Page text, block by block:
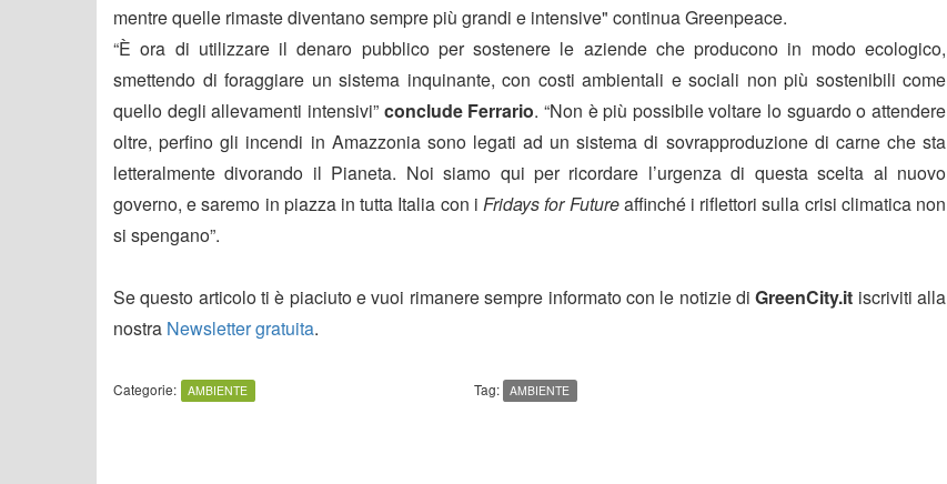
mentre quelle rimaste diventano sempre più grandi e intensive" continua Greenpeace.
“È ora di utilizzare il denaro pubblico per sostenere le aziende che producono in modo ecologico,
smettendo di foraggiare un sistema inquinante, con costi ambientali e sociali non più sostenibili come
quello degli allevamenti intensivi”conclude Ferrario. “Non è più possibile voltare lo sguardo o attendere
oltre, perfino gli incendi in Amazzonia sono legati ad un sistema di sovrapproduzione di carne che sta
letteralmente divorando il Pianeta. Noi siamo qui per ricordare l’urgenza di questa scelta al nuovo
governo, e saremo in piazza in tutta Italia con iFridays for Futureaffinché i riflettori sulla crisi climatica non
si spengano”.
Se questo articolo ti è piaciuto e vuoi rimanere sempre informato con le notizie diGreenCity.it iscriviti alla
nostra Newsletter gratuita.
Categorie: AMBIENTE Tag: AMBIENTE